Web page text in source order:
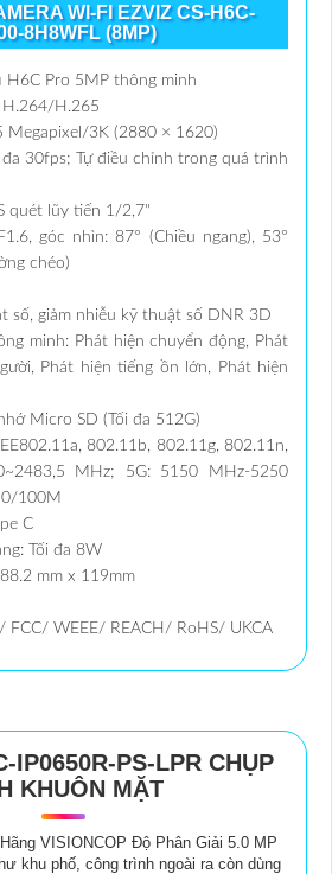
WI-FI EZVIZ CS-H6C-
8H8WFL (8MP)
H6C Pro 5MP thông minh
H.264/H.265
3K (2880 × 1620)
đa 30fps; Tự điều chỉnh trong quá trình
quét lũy tiến 1/2,7"
góc nhìn: 87° (Chiều ngang), 53°
chéo)
số, giảm nhiễu kỹ thuật số DNR 3D
minh: Phát hiện chuyển động, Phát
Phát hiện tiếng ồn lớn, Phát hiện
Micro SD (Tối đa 512G)
802.11b, 802.11g, 802.11n,
MHz; 5G: 5150 MHz-5250
100M
C
Tối đa 8W
mm x 119mm
FCC/ WEEE/ REACH/ RoHS/ UKCA
IP0650R-PS-LPR CHỤP
KHUÔN MẶT
VISIONCOP Độ Phân Giải 5.0 MP
khu phố, công trình ngoài ra còn dùng